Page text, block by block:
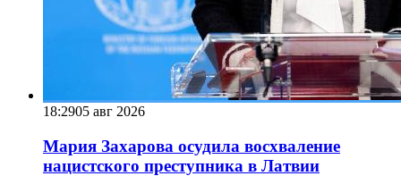
18:2905 авг 2026
Мария Захарова осудила восхваление
нацистского преступника в Латвии